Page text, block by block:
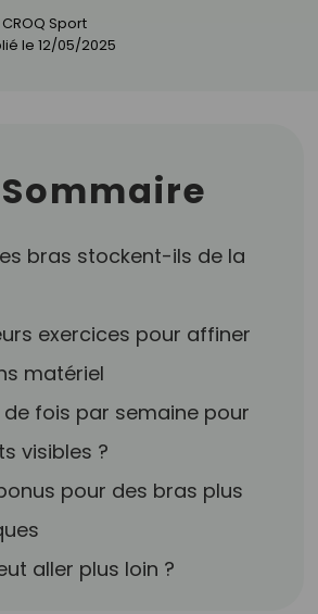
CROQ Sport
le 12/05/2025
Sommaire
bras stockent-ils de la
exercices pour affiner
matériel
de fois par semaine pour
visibles ?
pour des bras plus
aller plus loin ?